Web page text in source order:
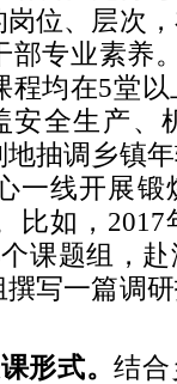
位、层次
部专业素养
均在5堂
安全生产、
抽调乡镇
一线开展
比如，
课题组，
写一篇调
形式。结合